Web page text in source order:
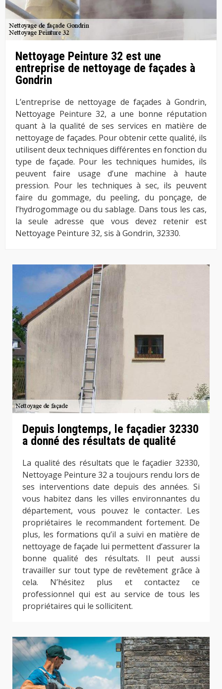
Nettoyage Peinture 32 est une
entreprise de nettoyage de façades à
Gondrin
L’entreprise de nettoyage de façades à Gondrin,
Nettoyage Peinture 32, a une bonne réputation
quant à la qualité de ses services en matière de
nettoyage de façades. Pour obtenir cette qualité, ils
utilisent deux techniques différentes en fonction du
type de façade. Pour les techniques humides, ils
peuvent faire usage d’une machine à haute
pression. Pour les techniques à sec, ils peuvent
faire du gommage, du peeling, du ponçage, de
l’hydrogommage ou du sablage. Dans tous les cas,
la seule adresse que vous devez retenir est
Nettoyage Peinture 32, sis à Gondrin, 32330.
Depuis longtemps, le façadier 32330
a donné des résultats de qualité
La qualité des résultats que le façadier 32330,
Nettoyage Peinture 32 a toujours rendu lors de
ses interventions date depuis des années. Si
vous habitez dans les villes environnantes du
département, vous pouvez le contacter. Les
propriétaires le recommandent fortement. De
plus, les formations qu’il a suivi en matière de
nettoyage de façade lui permettent d’assurer la
bonne qualité des résultats. Il peut aussi
travailler sur tout type de revêtement grâce à
cela. N’hésitez plus et contactez ce
professionnel qui est au service de tous les
propriétaires qui le sollicitent.